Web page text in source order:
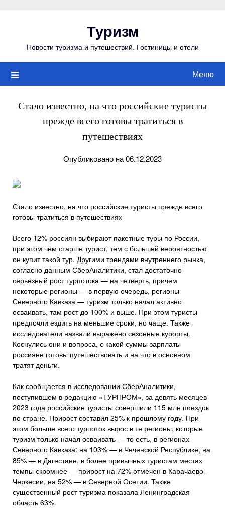
Туризм
Новости туризма и путешествий. Гостиницы и отели
Меню
Стало известно, на что российские туристы
прежде всего готовы тратиться в
путешествиях
Опубликовано на 06.12.2023
Стало известно, на что российские туристы прежде всего
готовы тратиться в путешествиях
Всего 12% россиян выбирают пакетные туры по России,
при этом чем старше турист, тем с большей вероятностью
он купит такой тур. Другими трендами внутреннего рынка,
согласно данным СберАналитики, стал достаточно
серьёзный рост турпотока — на четверть, причем
некоторые регионы — в первую очередь, регионы
Северного Кавказа — туризм только начал активно
осваивать, там рост до 100% и выше. При этом туристы
предпочли ездить на меньшие сроки, но чаще. Также
исследователи назвали выражено сезонные курорты.
Коснулись они и вопроса, с какой суммы зарплаты
россияне готовы путешествовать и на что в основном
тратят деньги.
Как сообщается в исследовании СберАналитики,
поступившем в редакцию «ТУРПРОМ», за девять месяцев
2023 года российские туристы совершили 115 млн поездок
по стране. Прирост составил 25% к прошлому году. При
этом больше всего турпоток вырос в те регионы, которые
туризм только начал осваивать — то есть, в регионах
Северного Кавказа: на 103% — в Чеченской Республике, на
85% — в Дагестане, в более привычных туристам местах
темпы скромнее — прирост на 72% отмечен в Карачаево-
Черкесии, на 52% — в Северной Осетии. Также
существенный рост туризма показала Ленинградская
область 63%.